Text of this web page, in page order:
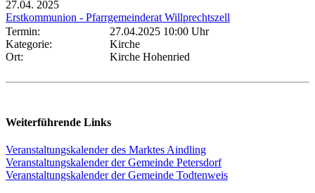
27.04. 2025
Erstkommunion - Pfarrgemeinderat Willprechtszell
Termin:
27.04.2025 10:00 Uhr
Kategorie:
Kirche
Ort:
Kirche Hohenried
Weiterführende Links
Veranstaltungskalender des Marktes Aindling
Veranstaltungskalender der Gemeinde Petersdorf
Veranstaltungskalender der Gemeinde Todtenweis